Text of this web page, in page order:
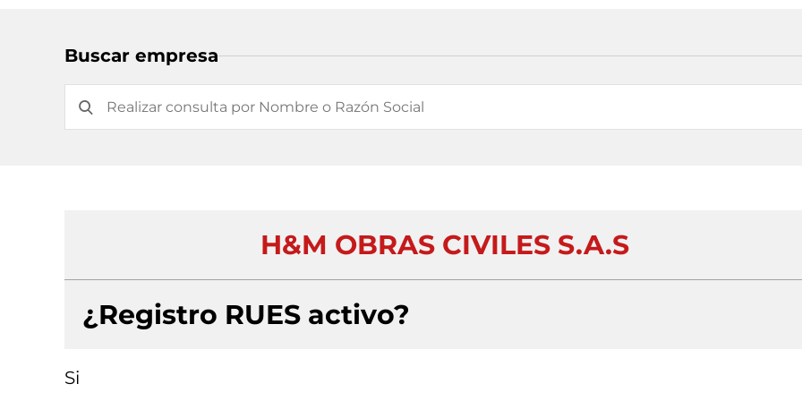
Buscar empresa
H&M OBRAS CIVILES S.A.S
¿Registro RUES activo?
Si